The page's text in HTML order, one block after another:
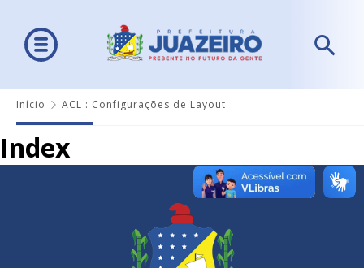
Início ACL : Configurações de Layout
Index